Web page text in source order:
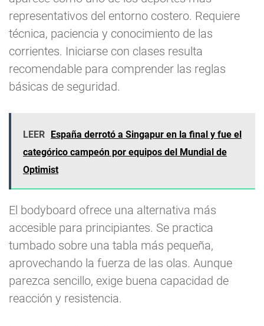
representativos del entorno costero. Requiere
técnica, paciencia y conocimiento de las
corrientes. Iniciarse con clases resulta
recomendable para comprender las reglas
básicas de seguridad.
LEER
España derrotó a Singapur en la final y fue el
categórico campeón por equipos del Mundial de
Optimist
El bodyboard ofrece una alternativa más
accesible para principiantes. Se practica
tumbado sobre una tabla más pequeña,
aprovechando la fuerza de las olas. Aunque
parezca sencillo, exige buena capacidad de
reacción y resistencia.